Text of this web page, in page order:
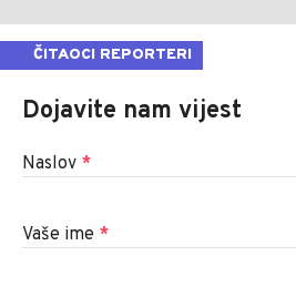
ČITAOCI REPORTERI
Dojavite nam vijest
Naslov *
Vaše ime *